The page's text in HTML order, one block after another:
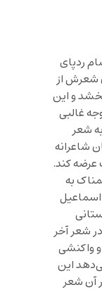
ردپای
شعرش از
و این
غالبی
شعر
شاعرانه
عرضه کند.
به
اسماعیل
شعر آخر
شده و واکنشی
این
آن شعر